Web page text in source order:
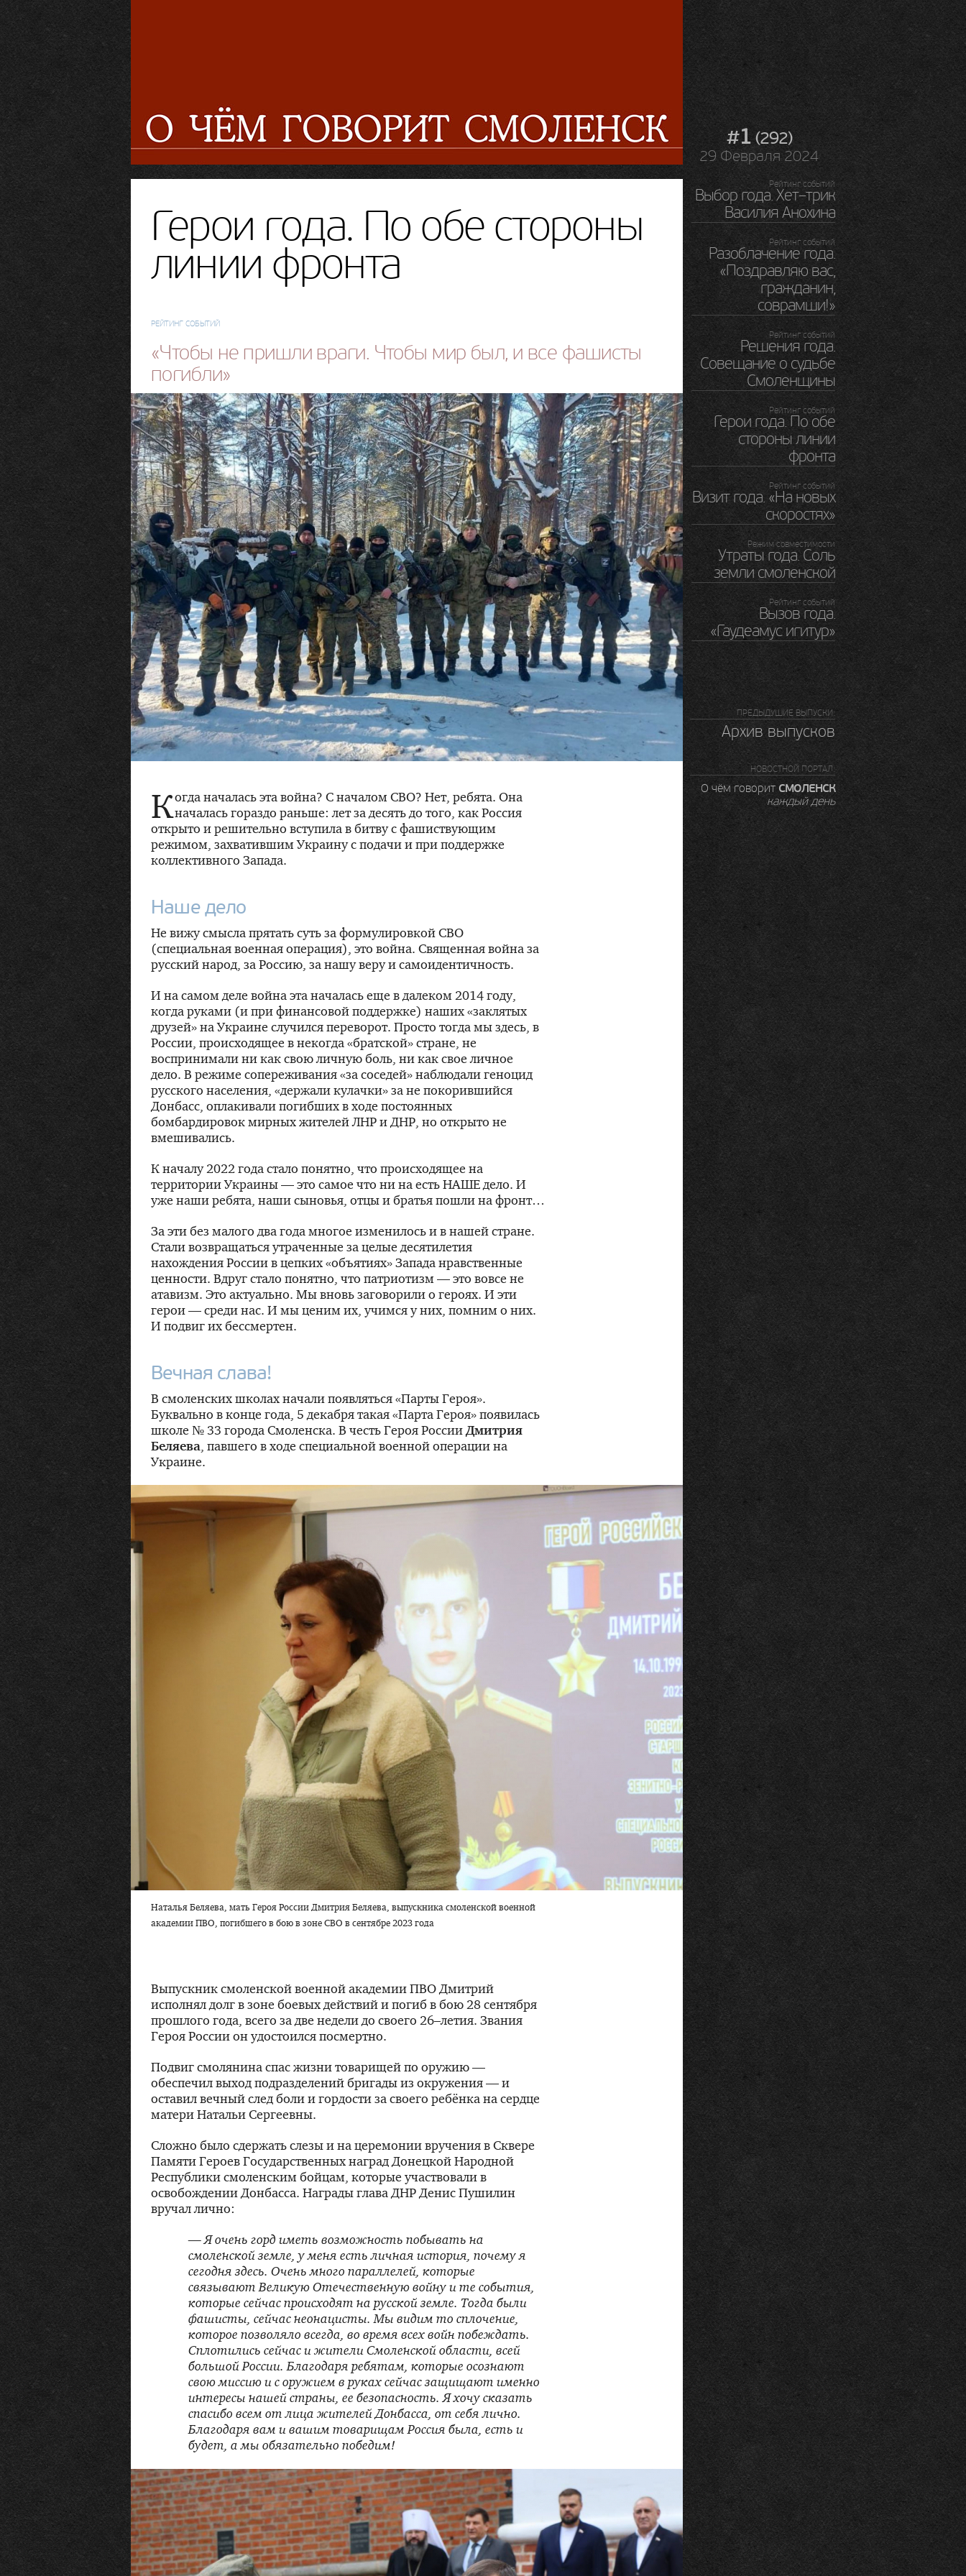
#1 (292)
29 Февраля 2024
Герои года. По обе стороны
линии фронта
РЕЙТИНГ СОБЫТИЙ
«Чтобы не пришли враги. Чтобы мир был, и все фашисты
погибли»
Когда началась эта война? С началом СВО? Нет, ребята. Она
началась гораздо раньше: лет за десять до того, как Россия
открыто и решительно вступила в битву с фашиствующим
режимом, захватившим Украину с подачи и при поддержке
коллективного Запада.
Наше дело
Не вижу смысла прятать суть за формулировкой СВО
(специальная военная операция), это война. Священная война за
русский народ, за Россию, за нашу веру и самоидентичность.
И на самом деле война эта началась еще в далеком 2014 году,
когда руками (и при финансовой поддержке) наших «заклятых
друзей» на Украине случился переворот. Просто тогда мы здесь, в
России, происходящее в некогда «братской» стране, не
воспринимали ни как свою личную боль, ни как свое личное
дело. В режиме сопереживания «за соседей» наблюдали геноцид
русского населения, «держали кулачки» за не покорившийся
Донбасс, оплакивали погибших в ходе постоянных
бомбардировок мирных жителей ЛНР и ДНР, но открыто не
вмешивались.
К началу 2022 года стало понятно, что происходящее на
территории Украины — это самое что ни на есть НАШЕ дело. И
уже наши ребята, наши сыновья, отцы и братья пошли на фронт…
За эти без малого два года многое изменилось и в нашей стране.
Стали возвращаться утраченные за целые десятилетия
нахождения России в цепких «объятиях» Запада нравственные
ценности. Вдруг стало понятно, что патриотизм — это вовсе не
атавизм. Это актуально. Мы вновь заговорили о героях. И эти
герои — среди нас. И мы ценим их, учимся у них, помним о них.
И подвиг их бессмертен.
Вечная слава!
В смоленских школах начали появляться «Парты Героя».
Буквально в конце года, 5 декабря такая «Парта Героя» появилась
школе № 33 города Смоленска. В честь Героя РоссииДмитрия
Беляева, павшего в ходе специальной военной операции на
Украине.
Наталья Беляева, мать Героя России Дмитрия Беляева, выпускника смоленской военной
академии ПВО, погибшего в бою в зоне СВО в сентябре 2023 года
Выпускник смоленской военной академии ПВО Дмитрий
исполнял долг в зоне боевых действий и погиб в бою 28 сентября
прошлого года, всего за две недели до своего 26–летия. Звания
Героя России он удостоился посмертно.
Подвиг смолянина спас жизни товарищей по оружию —
обеспечил выход подразделений бригады из окружения — и
оставил вечный след боли и гордости за своего ребёнка на сердце
матери Натальи Сергеевны.
Сложно было сдержать слезы и на церемонии вручения в Сквере
Памяти Героев Государственных наград Донецкой Народной
Республики смоленским бойцам, которые участвовали в
освобождении Донбасса. Награды глава ДНР Денис Пушилин
вручал лично:
— Я очень горд иметь возможность побывать на
смоленской земле, у меня есть личная история, почему я
сегодня здесь. Очень много параллелей, которые
связывают Великую Отечественную войну и те события,
которые сейчас происходят на русской земле. Тогда были
фашисты, сейчас неонацисты. Мы видим то сплочение,
которое позволяло всегда, во время всех войн побеждать.
Сплотились сейчас и жители Смоленской области, всей
большой России. Благодаря ребятам, которые осознают
свою миссию и с оружием в руках сейчас защищают именно
интересы нашей страны, ее безопасность. Я хочу сказать
спасибо всем от лица жителей Донбасса, от себя лично.
Благодаря вам и вашим товарищам Россия была, есть и
будет, а мы обязательно победим!
Рейтинг событий
Выбор года. Хет–трик
Василия Анохина
Рейтинг событий
Разоблачение года.
«Поздравляю вас,
гражданин,
соврамши!»
Рейтинг событий
Решения года.
Совещание о судьбе
Смоленщины
Рейтинг событий
Герои года. По обе
стороны линии
фронта
Рейтинг событий
Визит года. «На новых
скоростях»
Режим совместимости
Утраты года. Соль
земли смоленской
Рейтинг событий
Вызов года.
«Гаудеамус игитур»
ПРЕДЫДУШИЕ ВЫПУСКИ:
Архив выпусков
НОВОСТНОЙ ПОРТАЛ:
О чём говорит СМОЛЕНСК
каждый день